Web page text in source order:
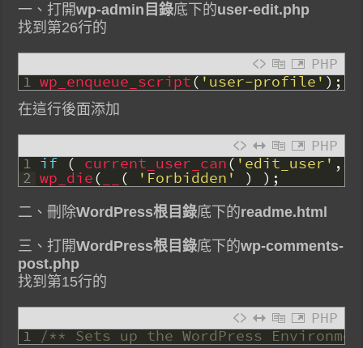
一、打開wp-admin目錄底下的user-edit.php
找到第26行的
PHP
1 wp_enqueue_script('user-profile');
在這行後面添加
PHP
1
2
if ( current_user_can('edit_user',
wp_die( ( 'Forbidden' ) ) ;
二、刪除WordPress根目錄底下的readme.html
三、打開WordPress根目錄底下的wp-comments-
post.php
找到第15行的
PHP
1 /** Sets up the WordPress